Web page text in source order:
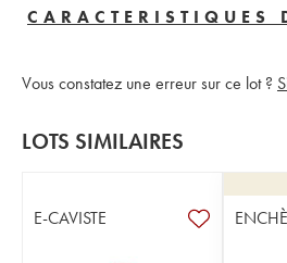
CARACTERISTIQUES
Vous constatez une erreur sur ce lot ?
LOTS SIMILAIRES
E-CAVISTE